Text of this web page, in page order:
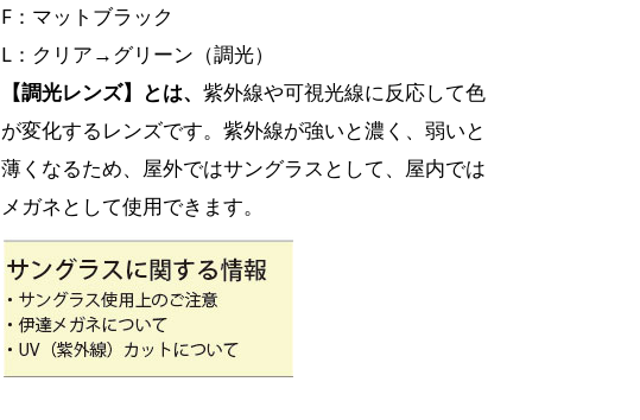
F：マットブラック
L：クリア→グリーン（調光）
【調光レンズ】とは、 紫外線や可視光線に反応して色
が変化するレンズです。 紫外線が強いと濃く、弱いと
薄くなるため、屋外ではサングラスとして、屋内では
メガネとして使用できます。